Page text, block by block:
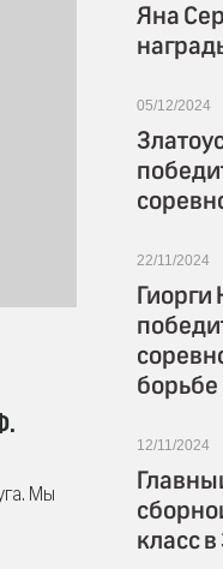
Мы
Яна
05/12/2024
22/11/2024
Гиорги
борьбе
12/11/2024
класс